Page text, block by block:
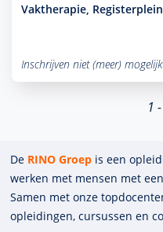
Vaktherapie, Registerplein,
Inschrijven niet (meer) mogelijk
1
De RINO Groep is een
werken met mensen met
Samen met onze
opleidingen, cursussen en